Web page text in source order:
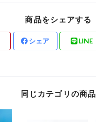
商品をシェアする
シェア LINE
同じカテゴリの商品